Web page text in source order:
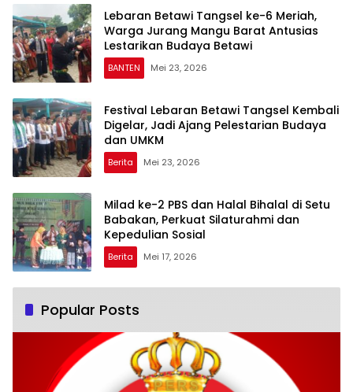
Lebaran Betawi Tangsel ke-6 Meriah,
Warga Jurang Mangu Barat Antusias
Lestarikan Budaya Betawi
BANTEN Mei 23, 2026
Festival Lebaran Betawi Tangsel Kembali
Digelar, Jadi Ajang Pelestarian Budaya
dan UMKM
Berita Mei 23, 2026
Milad ke-2 PBS dan Halal Bihalal di Setu
Babakan, Perkuat Silaturahmi dan
Kepedulian Sosial
Berita Mei 17, 2026
Popular Posts